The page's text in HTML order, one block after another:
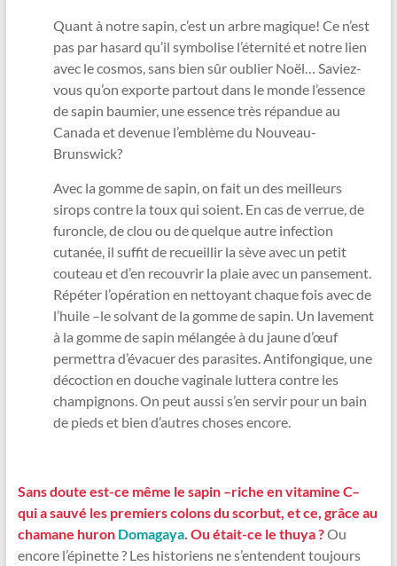
Quant à notre sapin, c’est un arbre magique! Ce n’est
pas par hasard qu’il symbolise l’éternité et notre lien
avec le cosmos, sans bien sûr oublier Noël… Saviez-
vous qu’on exporte partout dans le monde l’essence
de sapin baumier, une essence très répandue au
Canada et devenue l’emblème du Nouveau-
Brunswick?
Avec la gomme de sapin, on fait un des meilleurs
sirops contre la toux qui soient. En cas de verrue, de
furoncle, de clou ou de quelque autre infection
cutanée, il suffit de recueillir la sève avec un petit
couteau et d’en recouvrir la plaie avec un pansement.
Répéter l’opération en nettoyant chaque fois avec de
l’huile –le solvant de la gomme de sapin. Un lavement
à la gomme de sapin mélangée à du jaune d’œuf
permettra d’évacuer des parasites. Antifongique, une
décoction en douche vaginale luttera contre les
champignons. On peut aussi s’en servir pour un bain
de pieds et bien d’autres choses encore.
Sans doute est-ce même le sapin –riche en vitamine C–
qui a sauvé les premiers colons du scorbut, et ce, grâce au
chamane huron Domagaya. Ou était-ce le thuya ?Ou
encore l’épinette ? Les historiens ne s’entendent toujours